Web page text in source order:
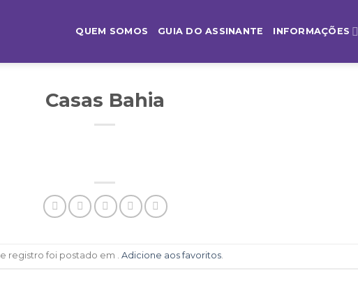
QUEM SOMOS GUIA DO ASSINANTE INFORMAÇÕES
Casas Bahia
registro foi postado em .Adicione aos favoritos.